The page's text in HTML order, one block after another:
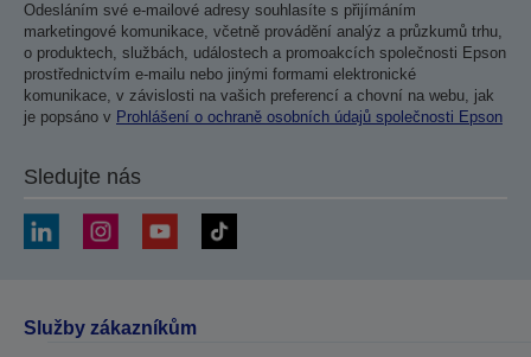
Odesláním své e-mailové adresy souhlasíte s přijímáním
marketingové komunikace, včetně provádění analýz a průzkumů trhu,
o produktech, službách, událostech a promoakcích společnosti Epson
prostřednictvím e-mailu nebo jinými formami elektronické
komunikace, v závislosti na vašich preferencí a chovní na webu, jak
je popsáno v Prohlášení o ochraně osobních údajů společnosti Epson
Sledujte nás
Služby zákazníkům